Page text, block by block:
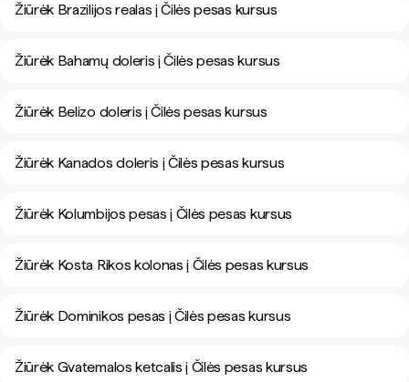
Žiūrėk Brazilijos realas į Čilės pesas kursus
Žiūrėk Bahamų doleris į Čilės pesas kursus
Žiūrėk Belizo doleris į Čilės pesas kursus
Žiūrėk Kanados doleris į Čilės pesas kursus
Žiūrėk Kolumbijos pesas į Čilės pesas kursus
Žiūrėk Kosta Rikos kolonas į Čilės pesas kursus
Žiūrėk Dominikos pesas į Čilės pesas kursus
Žiūrėk Gvatemalos ketcalis į Čilės pesas kursus